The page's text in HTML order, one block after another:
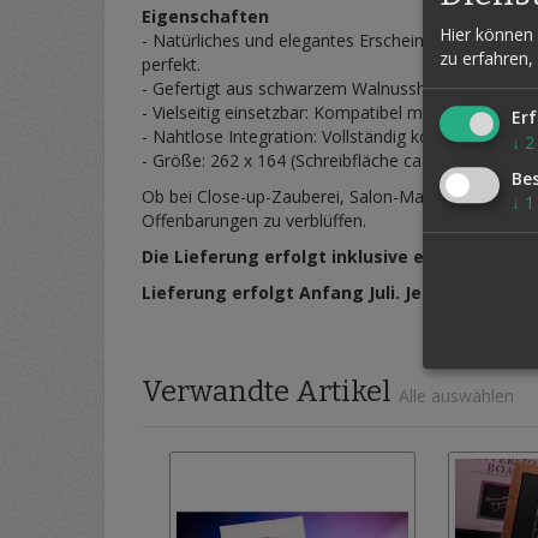
Eigenschaften
- Natürliches und elegantes Erscheinungsbild:
perfekt.
- Gefertigt aus schwarzem Walnussholz: Vereint
- Vielseitig einsetzbar: Kompatibel mit
- Nahtlose Integration: Vollständig kompatibel mit
- Größe: 262 x 164 (Schreibfläche ca. A5-Format)
Ob bei Close-up-Zauberei, Salon-Magie oder auf
Offenbarungen zu verblüffen.
Die Lieferung erfolgt inklusive einer
Lieferung erfolgt Anfang Juli. Jetzt
Verwandte Artikel Alle auswählen
Hier
zu
↓ 2
↓ 1